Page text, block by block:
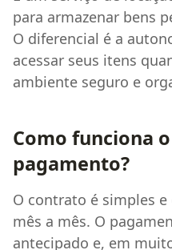
para armazenar bens
O diferencial é a
acessar seus itens
ambiente seguro e
Como funciona
pagamento?
O contrato é simples
mês a mês. O
antecipado e, em